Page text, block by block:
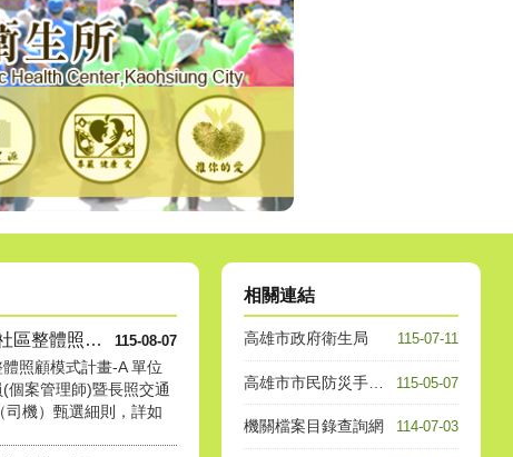
115-08-07
高雄市桃源區衛生所社區整體照顧....
照顧模式計畫-A 單位
個案管理師)暨長照交通
機）甄選細則，詳如
相關連結
115-07-11
高雄市政府衛生局
115-05-07
高雄市市民防災手冊(電子書)
114-07-03
機關檔案目錄查詢網